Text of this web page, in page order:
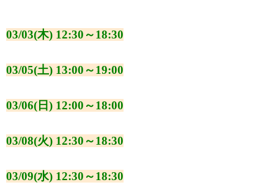
03/03(木) 12:30～18:30
03/05(土) 13:00～19:00
03/06(日) 12:00～18:00
03/08(火) 12:30～18:30
03/09(水) 12:30～18:30